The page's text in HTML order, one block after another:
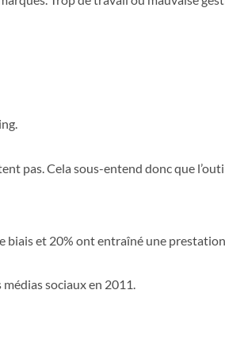
pas. Cela sous-entend donc que
biais et 20% ont entraîné une prestation.
sociaux en 2011.